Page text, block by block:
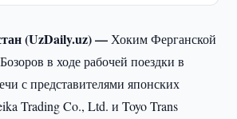
(UzDaily.uz) —Хоким Ферганской
в ходе рабочей поездки в
с представителями японских
Trading Co., Ltd. и Toyo Trans